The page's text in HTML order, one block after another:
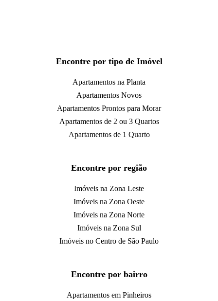
Encontre por tipo de Imóvel
Apartamentos na Planta
Apartamentos Novos
Apartamentos Prontos para Morar
Apartamentos de 2 ou 3 Quartos
Apartamentos de 1 Quarto
Encontre por região
Imóveis na Zona Leste
Imóveis na Zona Oeste
Imóveis na Zona Norte
Imóveis na Zona Sul
Imóveis no Centro de São Paulo
Encontre por bairro
Apartamentos em Pinheiros